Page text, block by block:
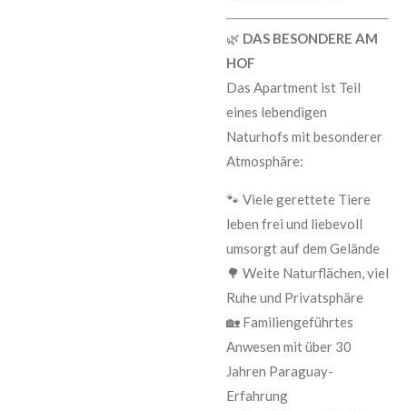
🌿 DAS BESONDERE AM
HOF
Das Apartment ist Teil
eines lebendigen
Naturhofs mit besonderer
Atmosphäre:
🐾 Viele gerettete Tiere
leben frei und liebevoll
umsorgt auf dem Gelände
🌳 Weite Naturflächen, viel
Ruhe und Privatsphäre
🏡 Familiengeführtes
Anwesen mit über 30
Jahren Paraguay-
Erfahrung